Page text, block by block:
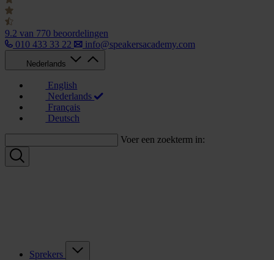
9.2 van 770 beoordelingen
010 433 33 22
info@speakersacademy.com
Nederlands
English
Nederlands
Français
Deutsch
Voer een zoekterm in:
Sprekers